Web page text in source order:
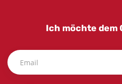
Ich möchte dem